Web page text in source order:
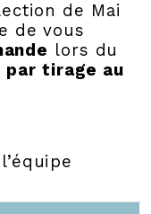
de Mai
de vous
lors du
par tirage au